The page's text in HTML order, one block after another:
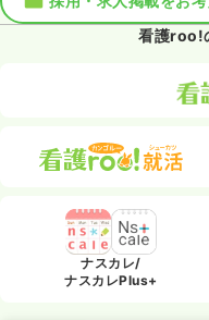
看護roo!
ナスカレ/
ナスカレPlus+